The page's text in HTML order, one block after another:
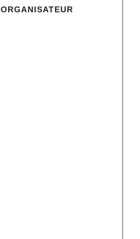
ORGANISATEUR